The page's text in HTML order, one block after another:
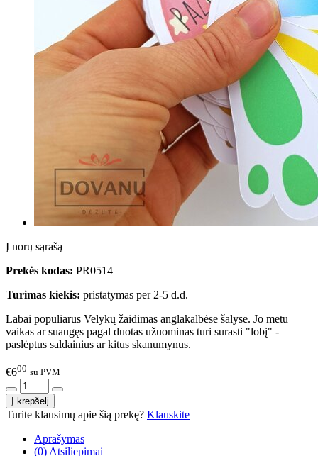
Į norų sąrašą
Prekės kodas: PR0514
Turimas kiekis: pristatymas per 2-5 d.d.
Labai populiarus Velykų žaidimas anglakalbėse šalyse. Jo metu
vaikas ar suaugęs pagal duotas užuominas turi surasti "lobį" -
paslėptus saldainius ar kitus skanumynus.
€600 su PVM
Turite klausimų apie šią prekę? Klauskite
Aprašymas
(0) Atsiliepimai